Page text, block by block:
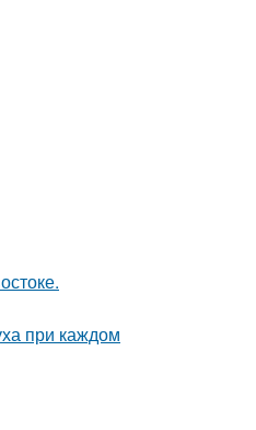
при каждом